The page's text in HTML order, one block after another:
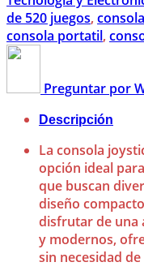
de 520 juegos,
consola portatil,
Preguntar por
Descripción
La consola
opción ideal
que buscan
diseño
disfrutar de una
y modernos,
sin necesidad